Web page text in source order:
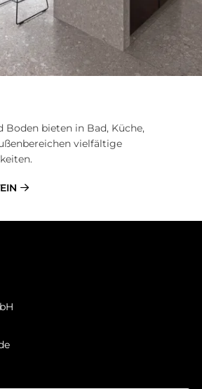
Boden bieten in Bad, Küche,
vielfältige